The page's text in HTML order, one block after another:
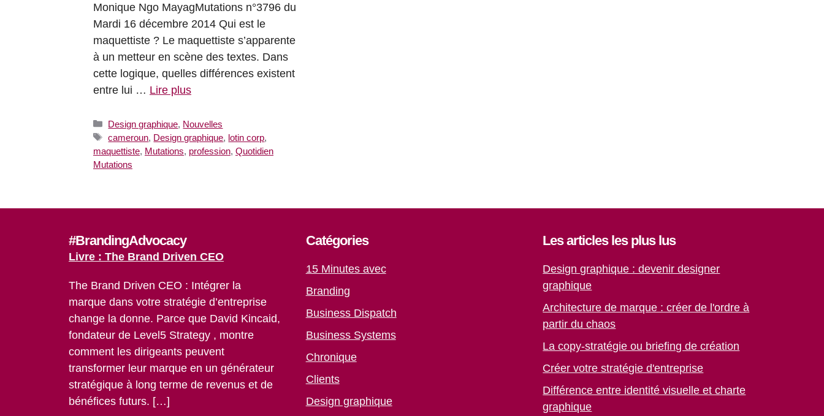
Monique Ngo MayagMutations n°3796 du
Mardi 16 décembre 2014 Qui est le
maquettiste ? Le maquettiste s’apparente
à un metteur en scène des textes. Dans
cette logique, quelles différences existent
entre lui … Lire plus
Catégories
Design graphique, Nouvelles
Étiquettes
cameroun, Design graphique, lotin corp,
maquettiste, Mutations, profession, Quotidien
Mutations
#BrandingAdvocacy
Livre : The Brand Driven CEO
The Brand Driven CEO : Intégrer la
marque dans votre stratégie d’entreprise
change la donne. Parce que David Kincaid,
fondateur de Level5 Strategy , montre
comment les dirigeants peuvent
transformer leur marque en un générateur
stratégique à long terme de revenus et de
bénéfices futurs. […]
Catégories
15 Minutes avec
Branding
Business Dispatch
Business Systems
Chronique
Clients
Design graphique
Les articles les plus lus
Design graphique : devenir designer
graphique
Architecture de marque : créer de l'ordre à
partir du chaos
La copy-stratégie ou briefing de création
Créer votre stratégie d'entreprise
Différence entre identité visuelle et charte
graphique